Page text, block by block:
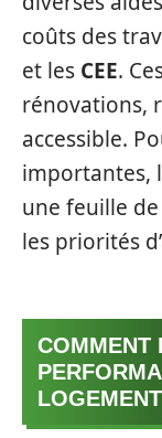
coûts des
et les CEE.
rénovations,
accessible.
importantes,
une feuille
les priorités
COMMENT